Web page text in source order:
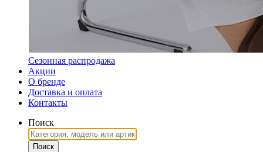
Сезонная распродажа
Акции
О бренде
Доставка и оплата
Контакты
Поиск